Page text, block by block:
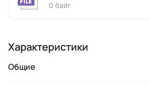
0 байт
Характеристики
Общие